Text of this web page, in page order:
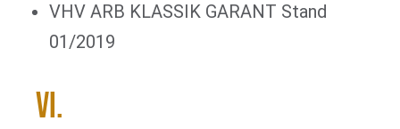
VHV ARB KLASSIK GARANT Stand
01/2019
VI.